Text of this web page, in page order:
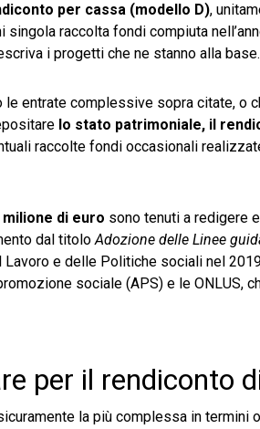
per cassa (modello D),
raccolta fondi compiuta
i progetti che ne stanno alla base.
entrate complessive sopra citate, o
lo stato patrimoniale, il
raccolte fondi occasionali
di euro sono tenuti a redigere
dal titoloAdozione delle Linee
e delle Politiche sociali nel
sociale (APS) e le ONLUS,
per il rendiconto
la più complessa in termini